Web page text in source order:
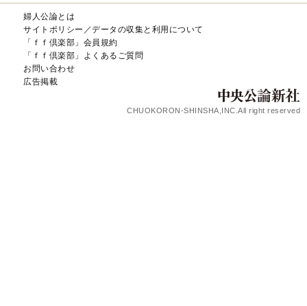
婦人公論とは
サイトポリシー／データの収集と利用について
「ｆｆ倶楽部」会員規約
「ｆｆ倶楽部」よくあるご質問
お問い合わせ
広告掲載
CHUOKORON-SHINSHA,INC.All right reserved